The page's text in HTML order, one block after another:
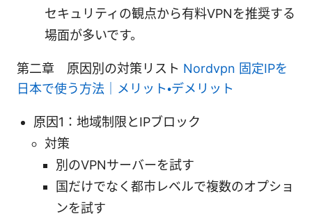
セキュリティの観点から有料VPNを推奨する
場面が多いです。
第二章 原因別の対策リスト Nordvpn 固定IPを
日本で使う方法｜メリット・デメリット
原因1：地域制限とIPブロック
対策
別のVPNサーバーを試す
国だけでなく都市レベルで複数のオプショ
ンを試す